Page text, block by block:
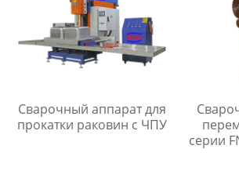
Сварочный аппарат для
прокатки раковин с ЧПУ
серии